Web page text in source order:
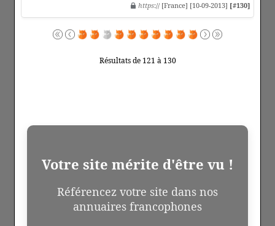
https:// [France] [10-09-2013] [#130]
Résultats de 121 à 130
Votre site mérite d'être vu !
Référencez votre site dans nos
annuaires francophones